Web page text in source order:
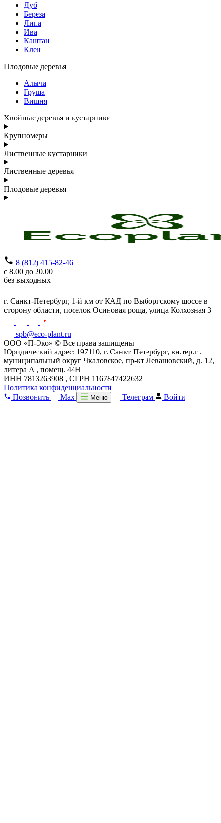
Дуб
Береза
Липа
Ива
Каштан
Клен
Плодовые деревья
Алыча
Груша
Вишня
Хвойные деревья и кустарники
Крупномеры
Лиственные кустарники
Лиственные деревья
Плодовые деревья
8 (812) 415-82-46
с 8.00 до 20.00
без выходных
г. Санкт-Петербург, 1-й км от КАД по Выборгскому шоссе в
сторону области, поселок Осиновая роща, улица Колхозная 3
spb@eco-plant.ru
ООО «П-Эко» © Все права защищены
Юридический адрес: 197110, г. Санкт-Петербург, вн.тер.г .
муниципальный округ Чкаловское, пр-кт Левашовский, д. 12,
литера А , помещ. 44Н
ИНН 7813263908 , ОГРН 1167847422632
Политика конфиденциальности
Позвонить
Max Меню Телеграм Войти